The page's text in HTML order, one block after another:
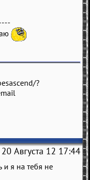
?
20 Августа 12 17:44
и я на тебя не